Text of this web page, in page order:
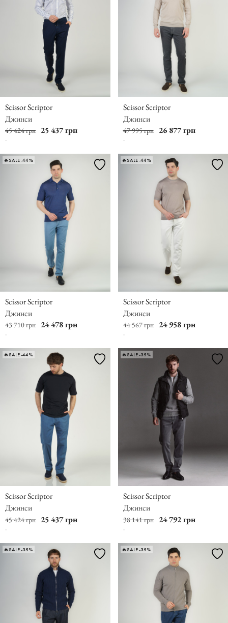
Scissor Scriptor
Джинси
45 424 грн 25 437 грн
Scissor Scriptor
Джинси
47 995 грн 26 877 грн
🔥SALE -44%
Scissor Scriptor
Джинси
43 710 грн 24 478 грн
🔥SALE -44%
Scissor Scriptor
Джинси
44 567 грн 24 958 грн
🔥SALE -44%
Scissor Scriptor
Джинси
45 424 грн 25 437 грн
🔥SALE -35%
Scissor Scriptor
Джинси
38 141 грн 24 792 грн
🔥SALE -35% 🔥SALE -35%